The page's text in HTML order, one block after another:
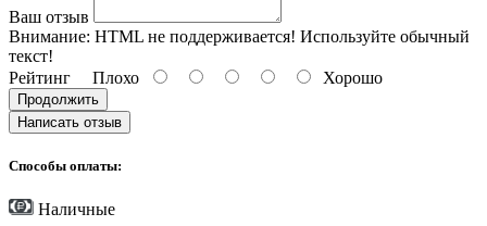
Ваш отзыв
Внимание: HTML не поддерживается! Используйте обычный
текст!
Рейтинг Плохо Хорошо
Продолжить
Написать отзыв
Способы оплаты:
Наличные